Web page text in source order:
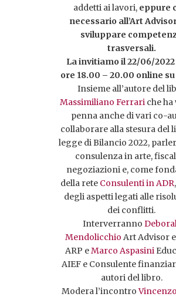
addetti ai lavori, eppure
necessario all’Art
sviluppare
trasversali.
La invitiamo il 22/06/
ore 18.00 – 20.00 online
Insieme all’autore del
Massimiliano Ferrari che ha
penna anche di vari co-
collaborare alla stesura del
legge di Bilancio 2022,
consulenza in arte,
negoziazioni e, come
della rete Consulenti in ADR
degli aspetti legati alle
dei conflitti.
Interverranno
Mendolicchio Art Advisor
ARP eMarco Aspasini
AIEF e Consulente
autori del libro.
Modera l’incontro